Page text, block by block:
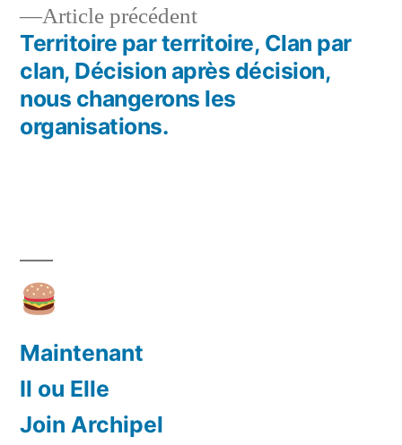
l’article
Article précédentArticle
précédent :
Territoire par territoire, Clan par
clan, Décision après décision,
nous changerons les
organisations.
Maintenant
Il ou Elle
Join Archipel